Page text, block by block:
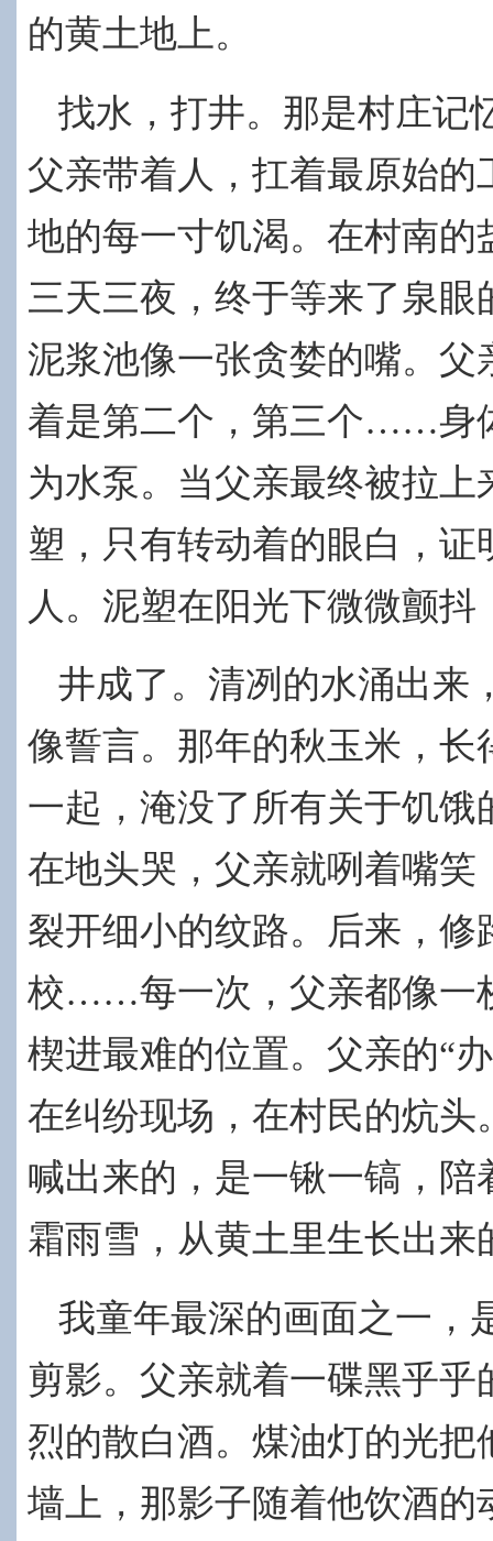
的黄土地上。
找水，打井。那是村庄记
父亲带着人，扛着最原始的
地的每一寸饥渴。在村南的
三天三夜，终于等来了泉眼
泥浆池像一张贪婪的嘴。父
着是第二个，第三个……身
为水泵。当父亲最终被拉上
塑，只有转动着的眼白，证
人。泥塑在阳光下微微颤抖
井成了。清冽的水涌出来
像誓言。那年的秋玉米，长
一起，淹没了所有关于饥饿
在地头哭，父亲就咧着嘴笑
裂开细小的纹路。后来，修
校……每一次， 父亲都像一
楔进最难的位置。父亲的“
在纠纷现场，在村民的炕头
喊出来的，是一锹一镐，陪
霜雨雪，从黄土里生长出来
我童年最深的画面之一，
剪影。父亲就着一碟黑乎乎
烈的散白酒。煤油灯的光把
墙上，那影子随着他饮酒的